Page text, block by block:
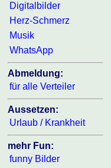
Digitalbilder
Herz-Schmerz
Musik
WhatsApp
Abmeldung:
für alle Verteiler
Aussetzen:
Urlaub / Krankheit
mehr Fun:
funny Bilder